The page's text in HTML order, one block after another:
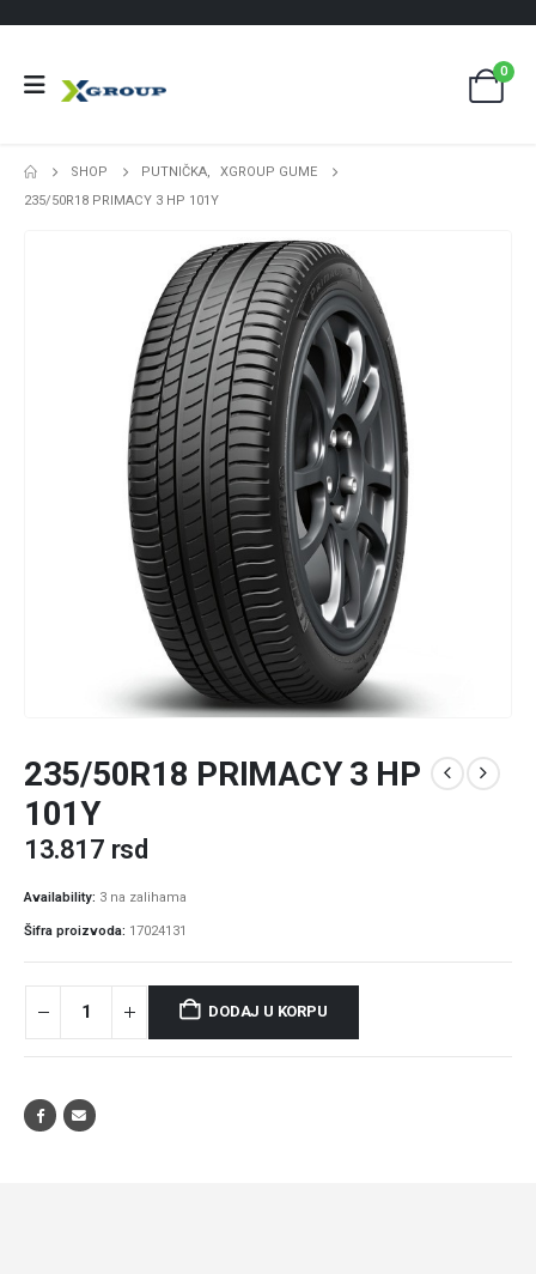
0
SHOP PUTNIČKA,
XGROUP GUME
235/50R18 PRIMACY 3 HP 101Y
235/50R18 PRIMACY 3 HP
101Y
13.817 rsd
Availability: 3 na zalihama
Šifra proizvoda: 17024131
DODAJ U KORPU